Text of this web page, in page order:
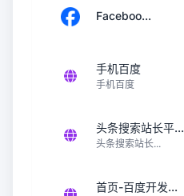
Faceboo...
手机百度
手机百度
头条搜索站长平...
头条搜索站长...
首页-百度开发...